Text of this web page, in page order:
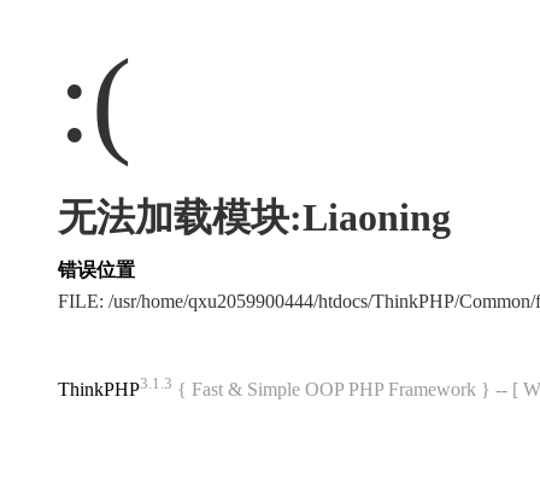
:(
无法加载模块:Liaoning
错误位置
FILE: /usr/home/qxu2059900444/htdocs/ThinkPHP/
ThinkPHP3.1.3 { Fast & Simple OOP PHP Framework } -- [